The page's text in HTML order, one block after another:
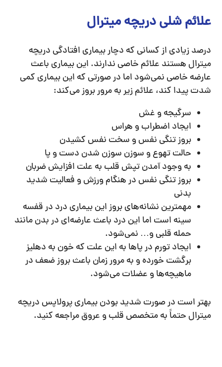
علائم شلی دریچه میترال
درصد زیادی از کسانی که دچار بیماری افتادگی دریچه
میترال هستند علائم خاصی ندارند. این بیماری باعث
عارضه خاصی نمی‌‌شود اما در صورتی که این بیماری کمی
شدت پیدا کند، علائم زیر به مرور بروز می‌کند:
سرگیجه و غش
ایجاد اضطراب و هراس
بروز تنگی نفس و سخت نفس کشیدن
حالت تهوع و سوزن سوزن شدن دست و پا
به وجود آمدن تپش قلب به علت افزایش ضربان
بروز تنگی نفس در هنگام ورزش و فعالیت شدید
بدنی
مهمترین نشانه‌های بروز این بیماری درد در قفسه
سینه است اما این درد باعث عارضه‌ای در بدن مانند
حمله قلبی و… نمی‌شود.
ایجاد تورم در پاها به این علت که خون به دهلیز
برگشت خورده و به مرور زمان باعث بروز ضعف در
ماهیچه‌ها و عضلات می‌شود.
بهتر است در صورت شدید بودن بیماری پرولاپس دریچه
میترال حتماً به متخصص قلب و عروق مراجعه کنید.